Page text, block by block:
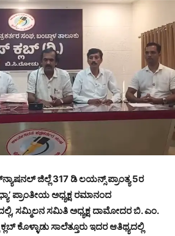
ಜಿಲ್ಲೆ 317 ಡಿ ಲಯನ್ಸ್ ಪ್ರಾಂತ್ಯ 5ರ
ಪ್ರಾಂತೀಯ ಅಧ್ಯಕ್ಷ ರಮಾನಂದ
ಸಮ್ಮಿಲನ ಸಮಿತಿ ಅಧ್ಯಕ್ಷ ದಾಮೋದರ ಬಿ. ಎಂ.
ಕೊಳ್ಳಾಡು ಸಾಲೆತ್ತೂರು ಇದರ ಆತಿಥ್ಯದಲ್ಲಿ